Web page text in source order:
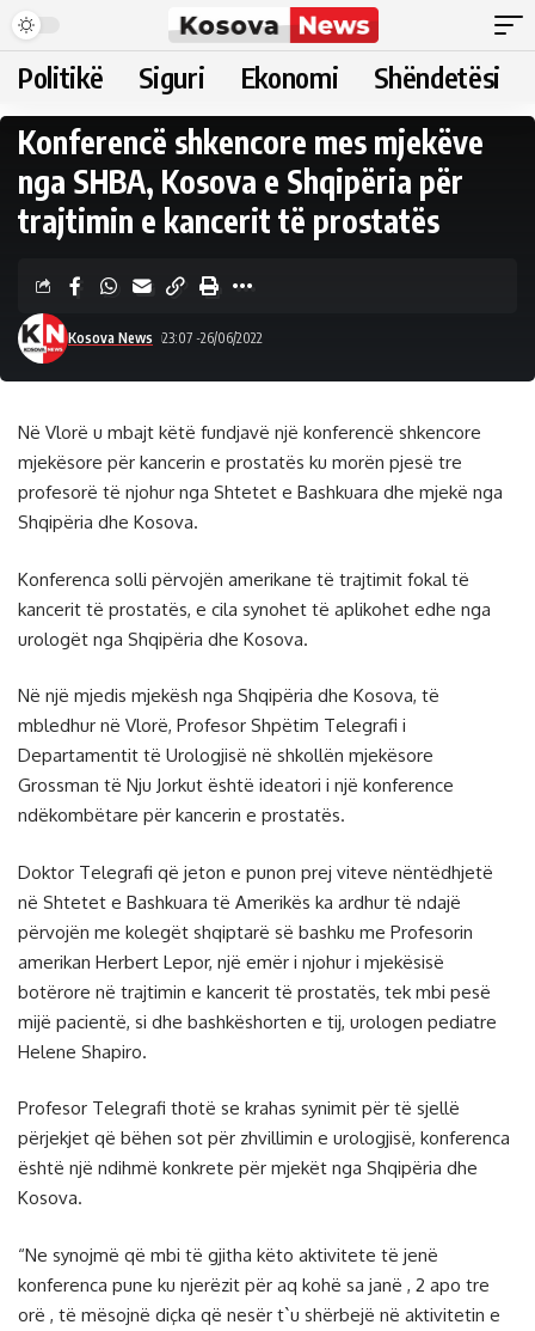
Politikë Siguri Ekonomi Shëndetësi
Konferencë shkencore mes mjekëve
nga SHBA, Kosova e Shqipëria për
trajtimin e kancerit të prostatës
Kosova News 23:07 -26/06/2022
Në Vlorë u mbajt këtë fundjavë një konferencë shkencore
mjekësore për kancerin e prostatës ku morën pjesë tre
profesorë të njohur nga Shtetet e Bashkuara dhe mjekë nga
Shqipëria dhe Kosova.
Konferenca solli përvojën amerikane të trajtimit fokal të
kancerit të prostatës, e cila synohet të aplikohet edhe nga
urologët nga Shqipëria dhe Kosova.
Në një mjedis mjekësh nga Shqipëria dhe Kosova, të
mbledhur në Vlorë, Profesor Shpëtim Telegrafi i
Departamentit të Urologjisë në shkollën mjekësore
Grossman të Nju Jorkut është ideatori i një konference
ndëkombëtare për kancerin e prostatës.
Doktor Telegrafi që jeton e punon prej viteve nëntëdhjetë
në Shtetet e Bashkuara të Amerikës ka ardhur të ndajë
përvojën me kolegët shqiptarë së bashku me Profesorin
amerikan Herbert Lepor, një emër i njohur i mjekësisë
botërore në trajtimin e kancerit të prostatës, tek mbi pesë
mijë pacientë, si dhe bashkëshorten e tij, urologen pediatre
Helene Shapiro.
Profesor Telegrafi thotë se krahas synimit për të sjellë
përjekjet që bëhen sot për zhvillimin e urologjisë, konferenca
është një ndihmë konkrete për mjekët nga Shqipëria dhe
Kosova.
“Ne synojmë që mbi të gjitha këto aktivitete të jenë
konferenca pune ku njerëzit për aq kohë sa janë , 2 apo tre
orë , të mësojnë diçka që nesër t`u shërbejë në aktivitetin e